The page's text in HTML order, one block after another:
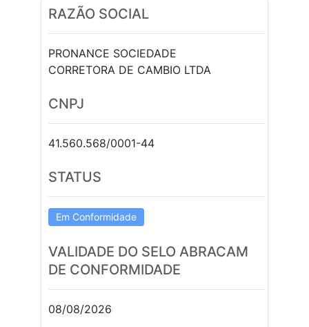
RAZÃO SOCIAL
PRONANCE SOCIEDADE
CORRETORA DE CAMBIO LTDA
CNPJ
41.560.568/0001-44
STATUS
Em Conformidade
VALIDADE DO SELO ABRACAM
DE CONFORMIDADE
08/08/2026